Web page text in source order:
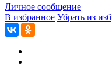
Личное сообщение
В избранное Убрать из